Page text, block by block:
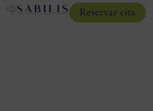
Reservar cita